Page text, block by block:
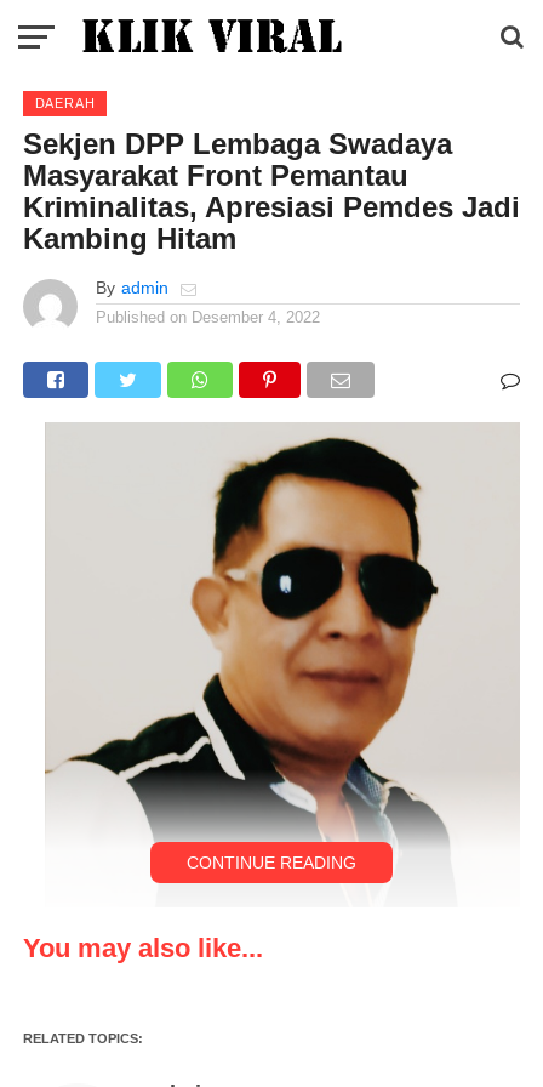
DAERAH
Sekjen DPP Lembaga Swadaya
Masyarakat Front Pemantau
Kriminalitas, Apresiasi Pemdes Jadi
Kambing Hitam
By admin
Published on Desember 4, 2022
CONTINUE READING
You may also like...
RELATED TOPICS: